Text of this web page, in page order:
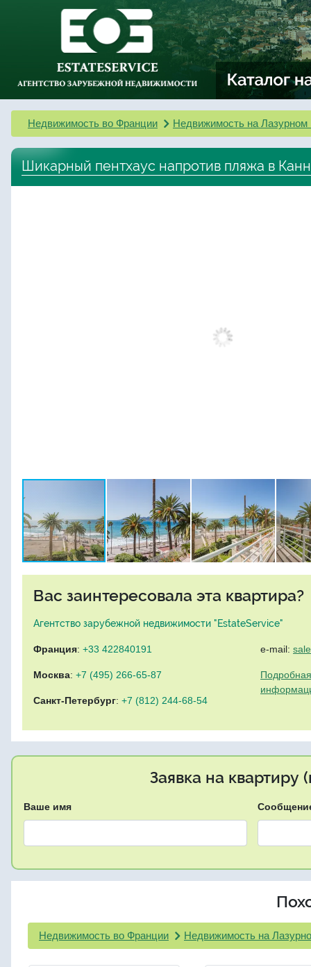
Недвижимость во Франции Недвижимость на Лазурном
Шикарный пентхаус напротив пляжа в
Вас заинтересовала эта квартира?
Агентство зарубежной недвижимости "EstateService"
Франция: +33 422840191
Москва: +7 (495) 266-65-87
Санкт-Петербург: +7 (812) 244-68-54
e-mail:
Заявка на квартиру
Ваше имя
Недвижимость во Франции Недвижимость на